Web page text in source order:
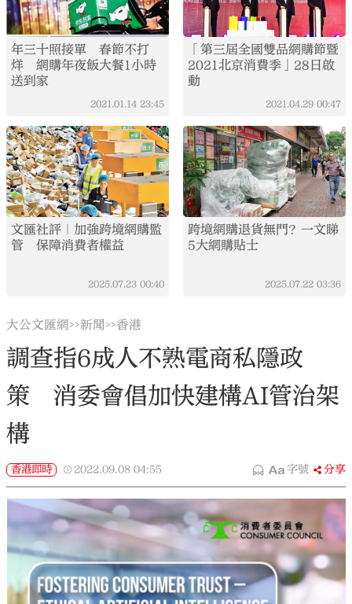
年三十照接單 春節不打
烊 網購年夜飯大餐1小時
送到家
2021.01.14 23:45
「第三屆全國雙品網購節暨
2021北京消費季」28日啟
動
2021.04.29 00:47
文匯社評｜加強跨境網購監
管 保障消費者權益
2025.07.23 00:40
跨境網購退貨無門？一文睇
5大網購貼士
2025.07.22 03:36
大公文匯網>>新聞>>香港
調查指6成人不熟電商私隱政
策 消委會倡加快建構AI管治架
構
香港即時 2022.09.08 04:55 字號 分享